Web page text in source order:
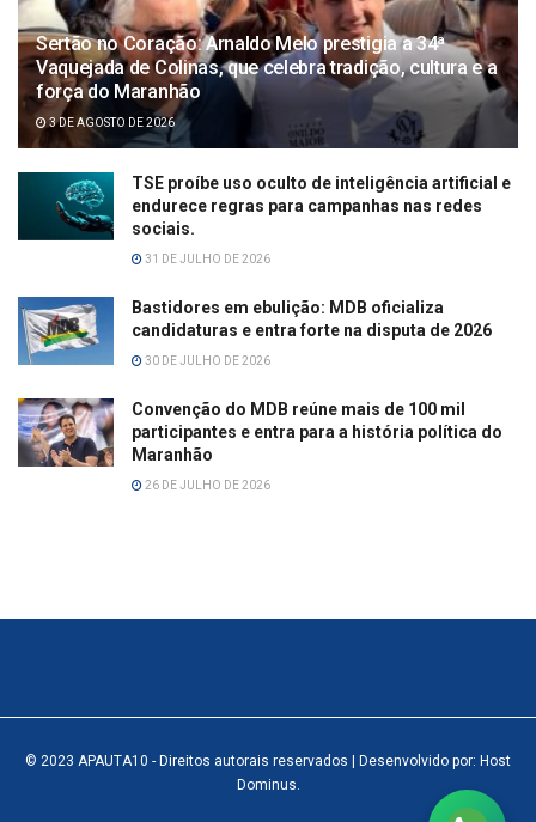
Sertão no Coração: Arnaldo Melo prestigia a 34ª
Vaquejada de Colinas, que celebra tradição, cultura e a
força do Maranhão
3 DE AGOSTO DE 2026
TSE proíbe uso oculto de inteligência artificial e
endurece regras para campanhas nas redes
sociais.
31 DE JULHO DE 2026
Bastidores em ebulição: MDB oficializa
candidaturas e entra forte na disputa de 2026
30 DE JULHO DE 2026
Convenção do MDB reúne mais de 100 mil
participantes e entra para a história política do
Maranhão
26 DE JULHO DE 2026
© 2023 APAUTA10 - Direitos autorais reservados | Desenvolvido por: Host
Dominus